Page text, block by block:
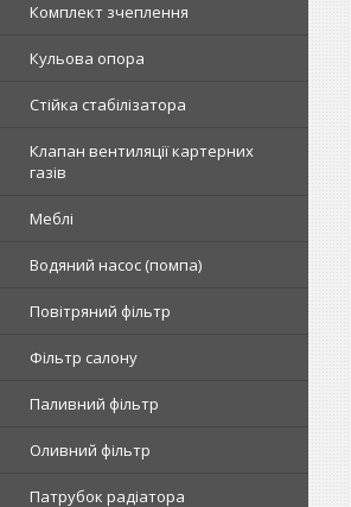
Комплект зчеплення
Кульова опора
Стійка стабілізатора
Клапан вентиляції картерних
газів
Меблі
Водяний насос (помпа)
Повітряний фільтр
Фільтр салону
Паливний фільтр
Оливний фільтр
Патрубок радіатора